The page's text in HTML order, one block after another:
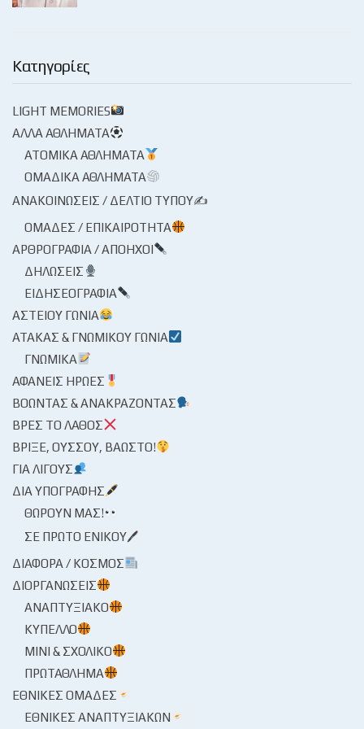
Κατηγορίες
LIGHT MEMORIES
ΆΛΛΑ ΑΘΛΉΜΑΤΑ
ΑΤΟΜΙΚΆ ΑΘΛΉΜΑΤΑ
ΟΜΑΔΙΚΆ ΑΘΛΉΜΑΤΑ
ΑΝΑΚΟΙΝΏΣΕΙΣ / ΔΕΛΤΊΟ ΤΎΠΟΥ✍
ΟΜΆΔΕΣ / ΕΠΙΚΑΙΡΌΤΗΤΑ
ΑΡΘΡΟΓΡΑΦΊΑ / ΑΠΌΗΧΟΙ
ΔΗΛΏΣΕΙΣ
ΕΙΔΗΣΕΟΓΡΑΦΊΑ
ΑΣΤΕΊΟΥ ΓΩΝΊΑ
ΑΤΆΚΑΣ & ΓΝΩΜΙΚΟΎ ΓΩΝΊΑ
ΓΝΩΜΙΚΆ
ΑΦΑΝΕΊΣ ΉΡΩΕΣ
ΒΟΏΝΤΑΣ & ΑΝΑΚΡΆΖΟΝΤΑΣ
ΒΡΕΣ ΤΟ ΛΆΘΟΣ
ΒΡΊΞΕ, ΟΎΣΣΟΥ, ΒΆΩΣΤΟ!
ΓΙΑ ΛΊΓΟΥΣ
ΔΙΑ ΥΠΟΓΡΑΦΉΣ
ΘΩΡΟΎΝ ΜΑΣ!
ΣΕ ΠΡΏΤΟ ΕΝΙΚΟΎ🖊
ΔΙΆΦΟΡΑ / ΚΌΣΜΟΣ
ΔΙΟΡΓΑΝΏΣΕΙΣ
ΑΝΑΠΤΥΞΙΑΚΌ
ΚΎΠΕΛΛΟ
ΜΊΝΙ & ΣΧΟΛΙΚΌ
ΠΡΩΤΆΘΛΗΜΑ
ΕΘΝΙΚΈΣ ΟΜΆΔΕΣ
ΕΘΝΙΚΈΣ ΑΝΑΠΤΥΞΙΑΚΏΝ